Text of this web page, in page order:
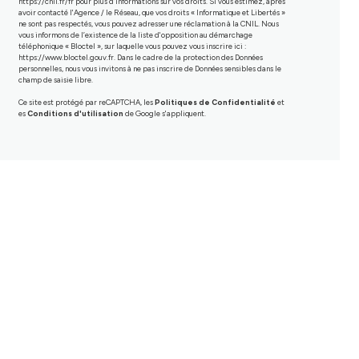
avoir contacté l'Agence / le Réseau, que vos droits « Informatique et Libertés »
ne sont pas respectés, vous pouvez adresser une réclamation à la CNIL. Nous
vous informons de l’existence de la liste d'opposition au démarchage
téléphonique « Bloctel », sur laquelle vous pouvez vous inscrire ici :
https://www.bloctel.gouv.fr. Dans le cadre de la protection des Données
personnelles, nous vous invitons à ne pas inscrire de Données sensibles dans le
champ de saisie libre.
Ce site est protégé par reCAPTCHA, lesPolitiques de Confidentialité et
esConditions d'utilisation de Google s'appliquent.